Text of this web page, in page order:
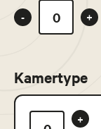
- +
Kamertype
+